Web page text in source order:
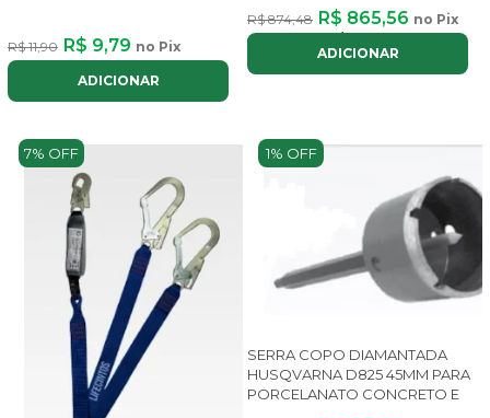
R$ 11,90 R$ 9,79 no Pix
ADICIONAR
R$ 874,48 R$ 865,56 no Pix
ou até8xdeR$ 130,04com juros
ADICIONAR
7% OFF 1% OFF
SERRA COPO DIAMANTADA
HUSQVARNA D825 45MM PARA
PORCELANATO CONCRETO E